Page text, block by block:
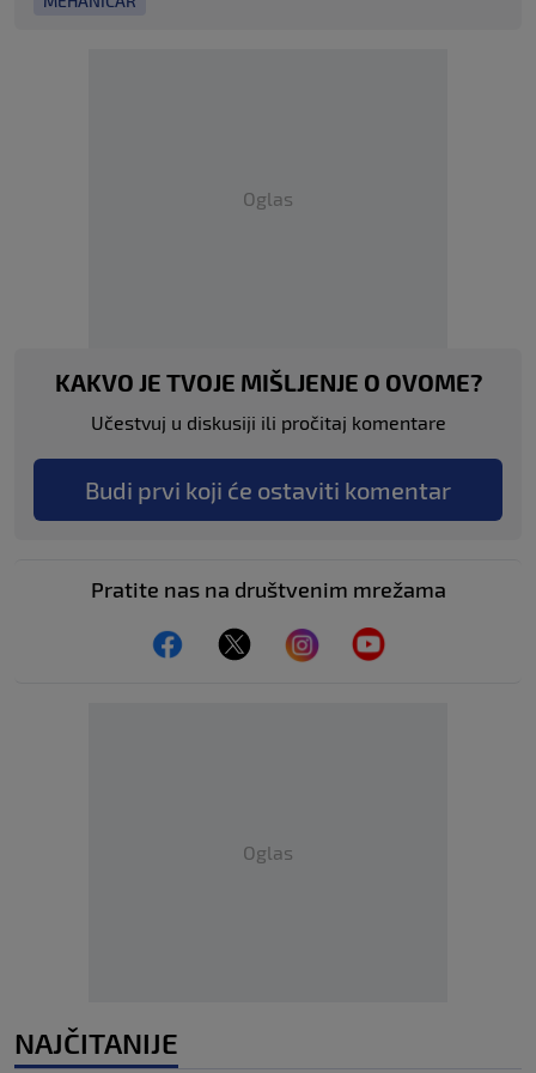
Oglas
KAKVO JE TVOJE MIŠLJENJE O OVOME?
Učestvuj u diskusiji ili pročitaj komentare
Budi prvi koji će ostaviti komentar
Pratite nas na društvenim mrežama
Oglas
NAJČITANIJE